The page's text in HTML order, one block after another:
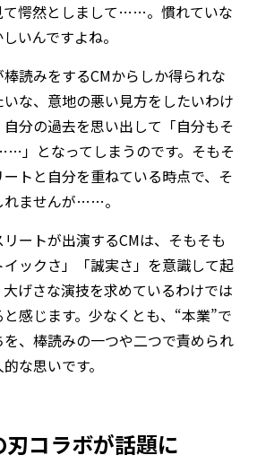
て愕然としまして……。慣れていな
いんですよね。
読みをするCMからしか得られな
な、意地の悪い見方をしたいわけ
分の過去を思い出して「自分もそ
」となってしまうのです。そもそ
トと自分を重ねている時点で、そ
れませんが……。
ートが出演するCMは、そもそも
ックさ」「誠実さ」を意識して起
げさな演技を求めているわけでは
感じます。少なくとも、“本業”で
、棒読みの一つや二つで責められ
な思いです。
コラボが話題に